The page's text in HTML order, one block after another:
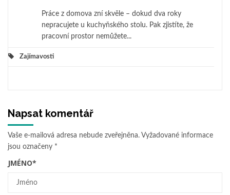
Práce z domova zní skvěle – dokud dva roky
nepracujete u kuchyňského stolu. Pak zjistíte, že
pracovní prostor nemůžete...
Zajímavosti
Napsat komentář
Vaše e-mailová adresa nebude zveřejněna. Vyžadované informace
jsou označeny *
JMÉNO*